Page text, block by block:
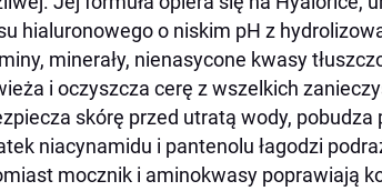
hialuronowego o niskim pH z
minerały, nienasycone kwasy
i oczyszcza cerę z wszelkich
skórę przed utratą wody,
niacynamidu i pantenolu łagodzi
mocznik i aminokwasy poprawiają